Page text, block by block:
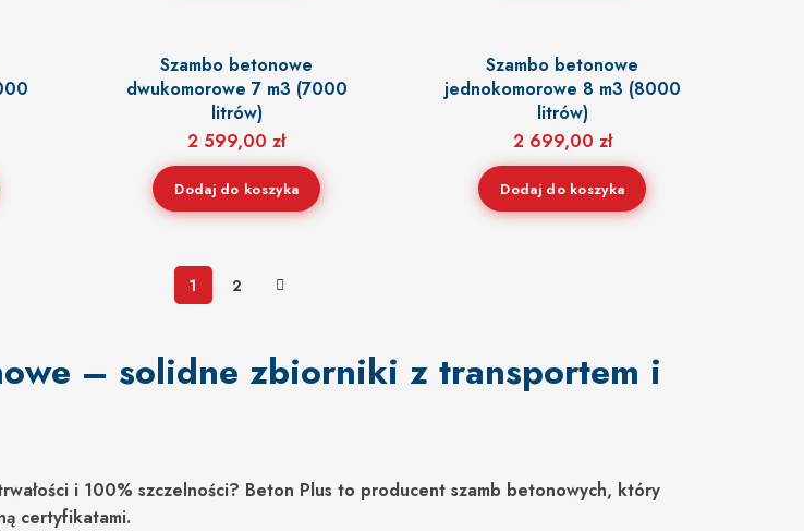
Szambo betonowe
dwukomorowe 7 m3 (7000
litrów)
2 599,00zł
Dodaj do koszyka
Szambo betonowe
jednokomorowe 8 m3 (8000
litrów)
2 699,00 zł
Dodaj do koszyka
1 2
– solidne zbiorniki z transportem i
i 100% szczelności? Beton Plus to producent szamb betonowych, który
certyfikatami.